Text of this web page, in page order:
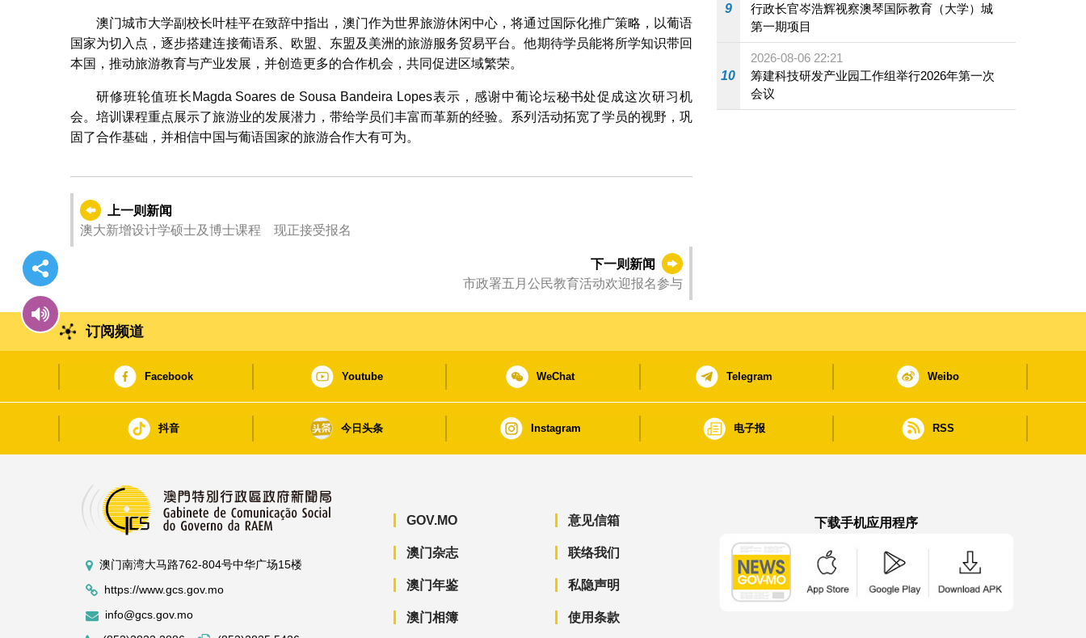
澳门城市大学副校长叶桂平在致辞中指出，澳门作为世界旅游休闲中心，将通过国际化推广策略，以葡语
国家为切入点，逐步搭建连接葡语系、欧盟、东盟及美洲的旅游服务贸易平台。他期待学员能将所学知识带回
本国，推动旅游教育与产业发展，并创造更多的合作机会，共同促进区域繁荣。
研修班轮值班长Magda Soares de Sousa Bandeira Lopes表示，感谢中葡论坛秘书处促成这次研习机
会。培训课程重点展示了旅游业的发展潜力，带给学员们丰富而革新的经验。系列活动拓宽了学员的视野，巩
固了合作基础，并相信中国与葡语国家的旅游合作大有可为。
上一则新闻
澳大新增设计学硕士及博士课程 现正接受报名
下一则新闻
市政署五月公民教育活动欢迎报名参与
9
行政长官岑浩辉视察澳琴国际教育（大学）城
第一期项目
10
2026-08-06 22:21
筹建科技研发产业园工作组举行2026年第一次
会议
订阅频道
Facebook Youtube WeChat Telegram Weibo
抖音 今日头条 Instagram 电子报 RSS
澳门南湾大马路762-804号中华广场15楼
https://www.gcs.gov.mo
info@gcs.gov.mo
GOV.MO
澳门杂志
澳门年鉴
澳门相簿
意见信箱
联络我们
私隐声明
使用条款
下载手机应用程序